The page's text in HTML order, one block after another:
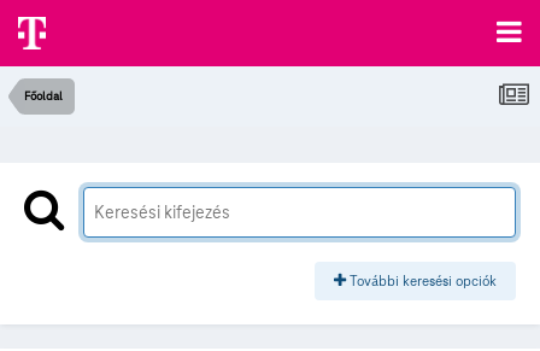
Főoldal
További keresési opciók